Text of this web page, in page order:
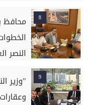
8
محافظ
النصر
9
"وزير